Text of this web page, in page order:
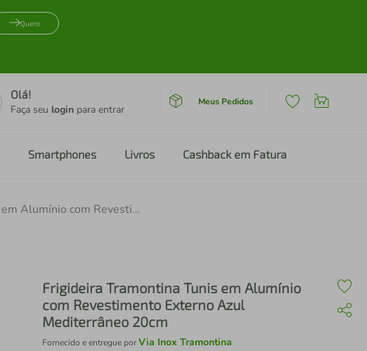
Quero
Olá!
Faça seu login para entrar
Meus Pedidos
Smartphones Livros Cashback em Fatura
Frigideira Tramontina Tunis em Alumínio com Revestimento Externo Azul Mediterrâneo 20cm
Frigideira Tramontina Tunis em Alumínio
com Revestimento Externo Azul
Mediterrâneo 20cm
Fornecido e entregue porVia Inox Tramontina